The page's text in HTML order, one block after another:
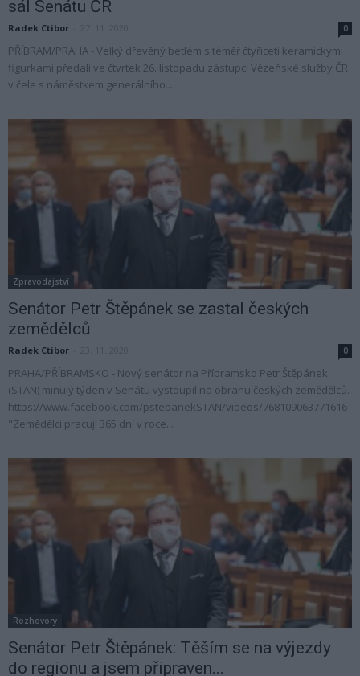
sál Senátu ČR
Radek Ctibor 0
PŘÍBRAM/PRAHA - Velký dřevěný betlém s téměř čtyřiceti keramickými
figurkami předali ve čtvrtek 26. listopadu zástupci Vězeňské služby ČR
v čele s náměstkem generálního...
Zpravodajství
Senátor Petr Štěpánek se zastal českých
zemědělců
Radek Ctibor 0
PRAHA/PŘÍBRAMSKO - Nový senátor na Příbramsko Petr Štěpánek
(STAN) minulý týden v Senátu vystoupil na obranu českých zemědělců.
https://www.facebook.com/pstepanekSTAN/videos/768109063771616
"Zemědělci pracují 365 dní v roce...
Rozhovory
Senátor Petr Štěpánek: Těším se na výjezdy
do regionu a jsem připraven...